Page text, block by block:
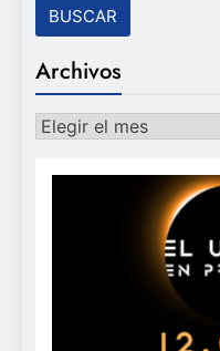
Archivos
Archivos